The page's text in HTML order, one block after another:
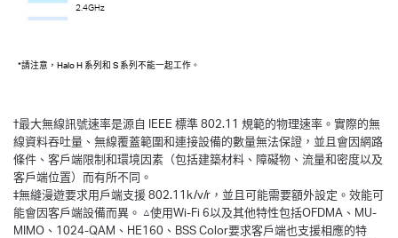
*請注意，Halo H 系列和 S 系列不能一起工作。
2.4GHz
†最大無線訊號速率是源自 IEEE 標準 802.11 規範的物理速率。實際的無
線資料吞吐量、無線覆蓋範圍和連接設備的數量無法保證，並且會因網路
條件、客戶端限制和環境因素（包括建築材料、障礙物、流量和密度以及
客戶端位置）而有所不同。
‡無縫漫遊要求用戶端支援 802.11k/v/r，並且可能需要額外設定。效能可
能會因客戶端設備而異。 △使用Wi-Fi 6以及其他特性包括OFDMA、MU-
MIMO、1024-QAM、HE160、BSS Color要求客戶端也支援相應的特